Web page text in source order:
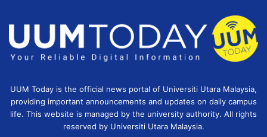
UUM Today is the official news portal of Universiti Utara Malaysia,
providing important announcements and updates on daily campus
life. This website is managed by the university authority. All rights
reserved by Universiti Utara Malaysia.